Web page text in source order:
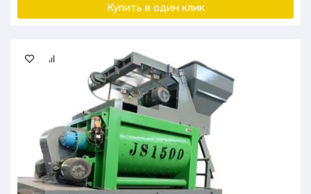
Купить в один клик